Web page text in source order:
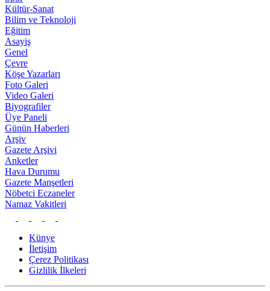
Kültür-Sanat
Bilim ve Teknoloji
Eğitim
Asayiş
Genel
Çevre
Köşe Yazarları
Foto Galeri
Video Galeri
Biyografiler
Üye Paneli
Günün Haberleri
Arşiv
Gazete Arşivi
Anketler
Hava Durumu
Gazete Manşetleri
Nöbetci Eczaneler
Namaz Vakitleri
Künye
İletişim
Çerez Politikası
Gizlilik İlkeleri